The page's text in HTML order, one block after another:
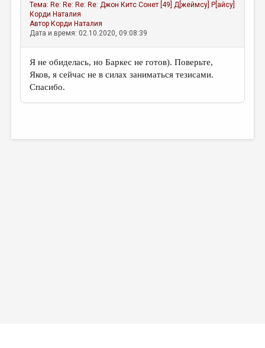
Тема: Re: Re: Re: Re: Джон Китс Сонет [49] Д[жеймсу] P[айсу]
Корди Наталия
Автор Корди Наталия
Дата и время: 02.10.2020, 09:08:39
Я не обиделась, но Баркес не готов). Поверьте,
Яков, я сейчас не в силах заниматься тезисами.
Спасибо.